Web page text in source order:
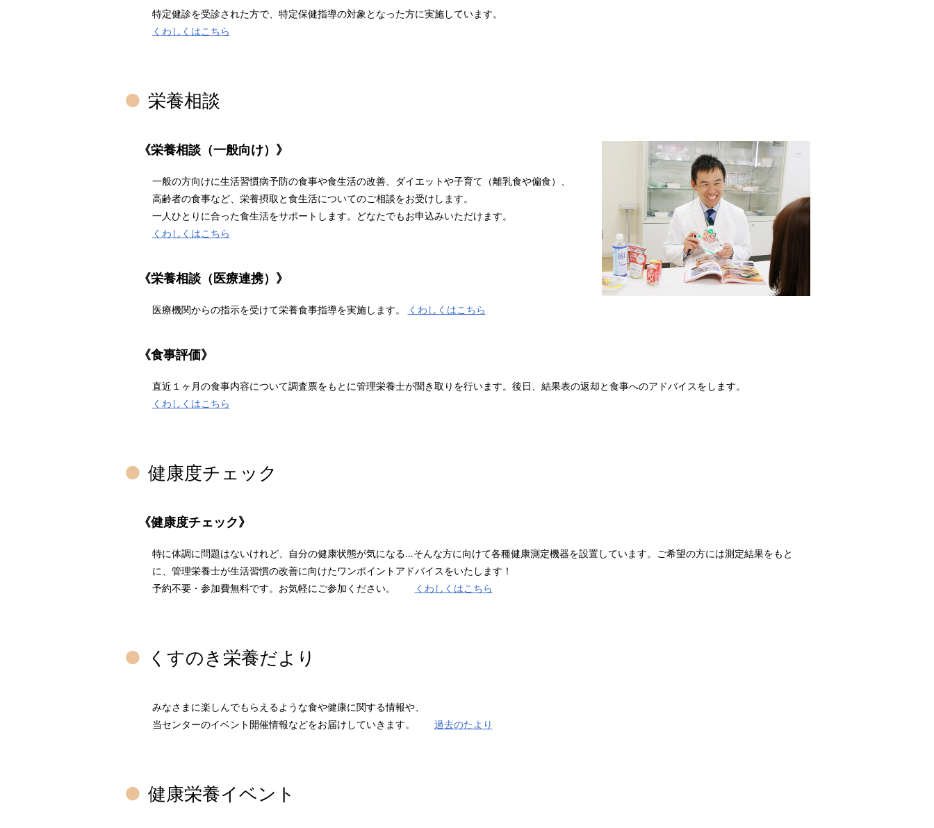
特定健診を受診された方で、特定保健指導の対象となった方に実施しています。
くわしくはこちら
栄養相談
《栄養相談（一般向け）》
一般の方向けに生活習慣病予防の食事や食生活の改善、ダイエットや子育て（離乳食や偏食）、
高齢者の食事など、栄養摂取と食生活についてのご相談をお受けします。
一人ひとりに合った食生活をサポートします。どなたでもお申込みいただけます。
くわしくはこちら
《栄養相談（医療連携）》
医療機関からの指示を受けて栄養食事指導を実施します。 くわしくはこちら
《食事評価》
直近１ヶ月の食事内容について調査票をもとに管理栄養士が聞き取りを行います。後日、結果表の返却と食事へのアドバイスをします。
くわしくはこちら
健康度チェック
《健康度チェック》
特に体調に問題はないけれど、自分の健康状態が気になる…そんな方に向けて各種健康測定機器を設置しています。ご希望の方には測定結果をもと
に、管理栄養士が生活習慣の改善に向けたワンポイントアドバイスをいたします！
予約不要・参加費無料です。お気軽にご参加ください。
くわしくはこちら
くすのき栄養だより
みなさまに楽しんでもらえるような食や健康に関する情報や、
当センターのイベント開催情報などをお届けしていきます。 過去のたより
健康栄養イベント